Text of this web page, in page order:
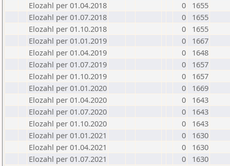
Elozahl per 01.04.2018
0
1655
Elozahl per 01.07.2018
0
1655
Elozahl per 01.10.2018
0
1655
Elozahl per 01.01.2019
0
1667
Elozahl per 01.04.2019
0
1648
Elozahl per 01.07.2019
0
1657
Elozahl per 01.10.2019
0
1657
Elozahl per 01.01.2020
0
1669
Elozahl per 01.04.2020
0
1643
Elozahl per 01.07.2020
0
1643
Elozahl per 01.10.2020
0
1643
Elozahl per 01.01.2021
0
1630
Elozahl per 01.04.2021
0
1630
Elozahl per 01.07.2021
0
1630